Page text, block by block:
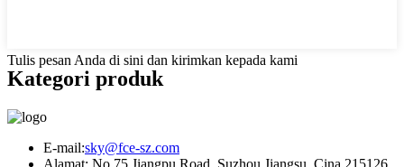
Tulis pesan Anda di sini dan kirimkan kepada kami
Kategori produk
E-mail:sky@fce-sz.com
Alamat: No.75 Jiangpu Road, Suzhou Jiangsu, Cina 215126